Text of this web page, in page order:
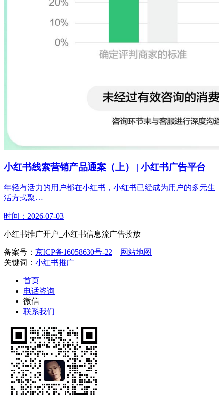
小红书线索营销产品通案（上） | 小红书广告平台
年轻有活力的用户都在小红书，小红书已经成为用户的多元生
活方式聚…
时间：2026-07-03
小红书推广开户_小红书信息流广告投放
备案号： 京ICP备16058630号-22
网站地图
关键词： 小红书推广
首页
电话咨询
微信
联系我们